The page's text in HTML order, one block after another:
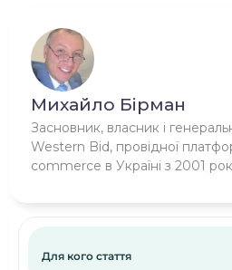
Михайло Бірман
Засновник, власник і
Western Bid, провідної
commerce в Україні з 2001
Для кого стаття